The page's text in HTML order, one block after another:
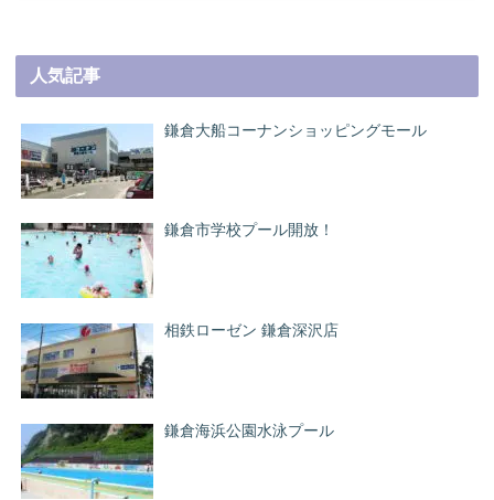
人気記事
鎌倉大船コーナンショッピングモール
鎌倉市学校プール開放！
相鉄ローゼン 鎌倉深沢店
鎌倉海浜公園水泳プール